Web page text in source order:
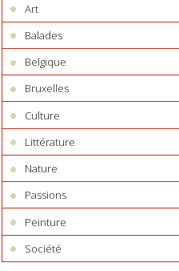
Art
Balades
Belgique
Bruxelles
Culture
Littérature
Nature
Passions
Peinture
Société